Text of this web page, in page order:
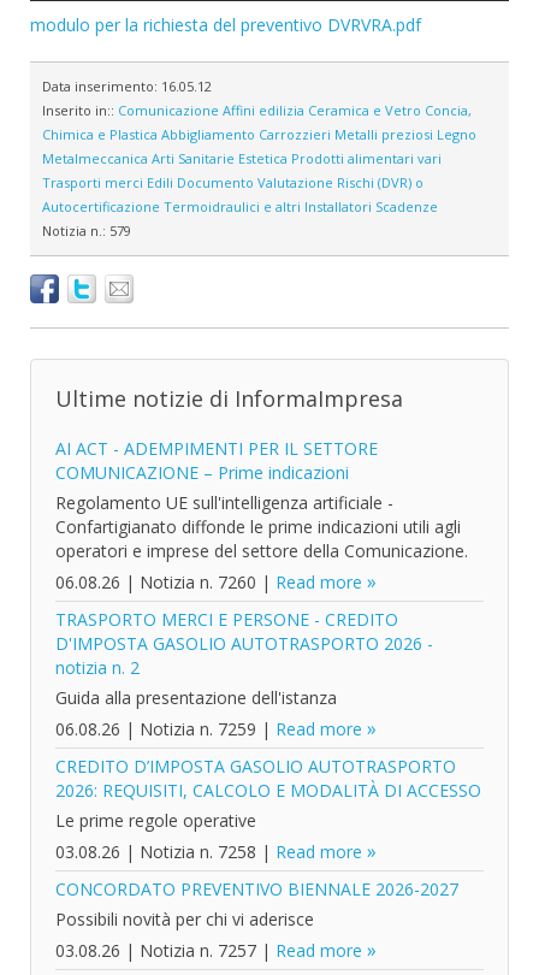
modulo per la richiesta del preventivo DVRVRA.pdf
Data inserimento: 16.05.12
Inserito in:: Comunicazione Affini edilizia Ceramica e Vetro Concia,
Chimica e Plastica Abbigliamento Carrozzieri Metalli preziosi Legno
Metalmeccanica Arti Sanitarie Estetica Prodotti alimentari vari
Trasporti merci Edili Documento Valutazione Rischi (DVR) o
Autocertificazione Termoidraulici e altri Installatori Scadenze
Notizia n.: 579
Ultime notizie di InformaImpresa
AI ACT - ADEMPIMENTI PER IL SETTORE
COMUNICAZIONE – Prime indicazioni
Regolamento UE sull'intelligenza artificiale -
Confartigianato diffonde le prime indicazioni utili agli
operatori e imprese del settore della Comunicazione.
06.08.26 | Notizia n. 7260 | Read more
TRASPORTO MERCI E PERSONE - CREDITO
D'IMPOSTA GASOLIO AUTOTRASPORTO 2026 -
notizia n. 2
Guida alla presentazione dell'istanza
06.08.26 | Notizia n. 7259 | Read more
CREDITO D’IMPOSTA GASOLIO AUTOTRASPORTO
2026: REQUISITI, CALCOLO E MODALITÀ DI ACCESSO
Le prime regole operative
03.08.26 | Notizia n. 7258 | Read more
CONCORDATO PREVENTIVO BIENNALE 2026-2027
Possibili novità per chi vi aderisce
03.08.26 | Notizia n. 7257 | Read more